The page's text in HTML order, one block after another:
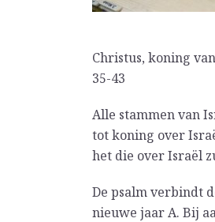
Christus, koning
35-43
Alle stammen van
tot koning over
het die over Israël
De psalm verbindt
nieuwe jaar A. Bij